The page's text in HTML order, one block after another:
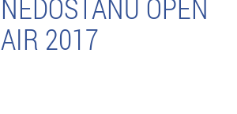
NEDOSTANÚ OPEN
AIR 2017